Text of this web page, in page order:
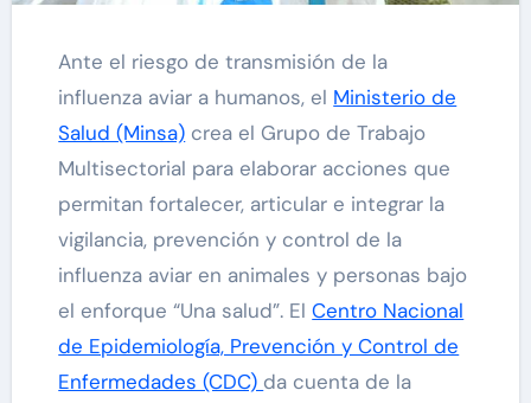
Ante el riesgo de transmisión de la
influenza aviar a humanos, el Ministerio de
Salud (Minsa) crea el Grupo de Trabajo
Multisectorial para elaborar acciones que
permitan fortalecer, articular e integrar la
vigilancia, prevención y control de la
influenza aviar en animales y personas bajo
el enforque “Una salud”. ElCentro Nacional
de Epidemiología, Prevención y Control de
Enfermedades (CDC) da cuenta de la